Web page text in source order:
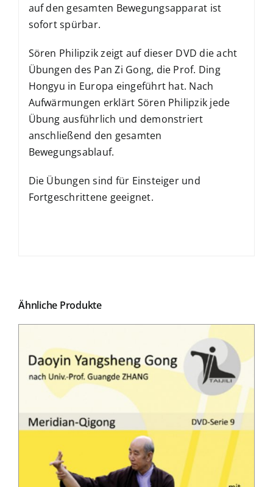
auf den gesamten Bewegungsapparat ist
sofort spürbar.
Sören Philipzik zeigt auf dieser DVD die acht
Übungen des Pan Zi Gong, die Prof. Ding
Hongyu in Europa eingeführt hat. Nach
Aufwärmungen erklärt Sören Philipzik jede
Übung ausführlich und demonstriert
anschließend den gesamten
Bewegungsablauf.
Die Übungen sind für Einsteiger und
Fortgeschrittene geeignet.
Ähnliche Produkte